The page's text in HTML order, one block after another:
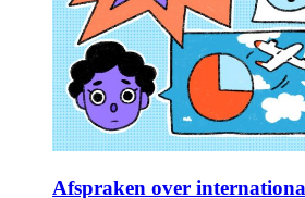
Afspraken over